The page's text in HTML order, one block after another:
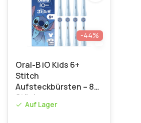
-44%
Oral-B iO Kids 6+
Stitch
Aufsteckbürsten – 8
Stück
Auf Lager